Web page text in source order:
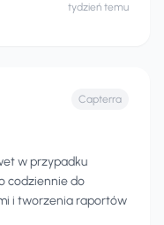
tydzień temu
Capterra
w przypadku
codziennie do
i tworzenia raportów